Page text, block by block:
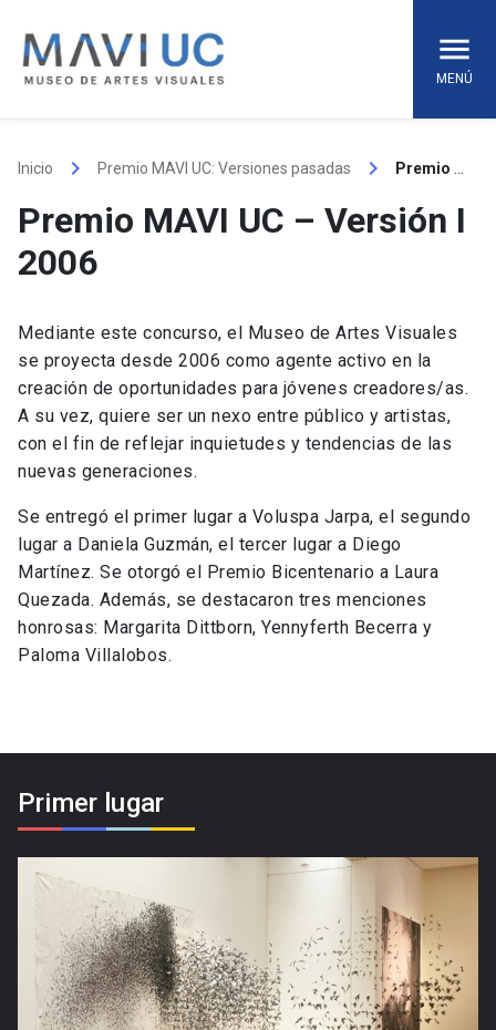
content
MENÚ
Inicio keyboard_arrow_right Premio MAVI UC: Versiones pasadas keyboard_arrow_right
Premio MAVI UC – Versión I
2006
Mediante este concurso, el Museo de Artes Visuales
se proyecta desde 2006 como agente activo en la
creación de oportunidades para jóvenes creadores/as.
A su vez, quiere ser un nexo entre público y artistas,
con el fin de reflejar inquietudes y tendencias de las
nuevas generaciones.
Se entregó el primer lugar a Voluspa Jarpa, el segundo
lugar a Daniela Guzmán, el tercer lugar a Diego
Martínez. Se otorgó el Premio Bicentenario a Laura
Quezada. Además, se destacaron tres menciones
honrosas: Margarita Dittborn, Yennyferth Becerra y
Paloma Villalobos.
Primer lugar